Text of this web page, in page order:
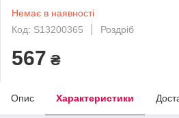
Немає в наявності
Код: S13200365
Роздріб
567 ₴
Опис Характеристики